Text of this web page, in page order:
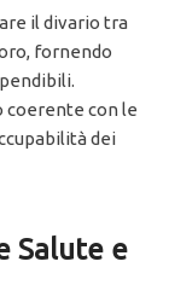
il divario tra
fornendo
coerente con le
dei
Salute e